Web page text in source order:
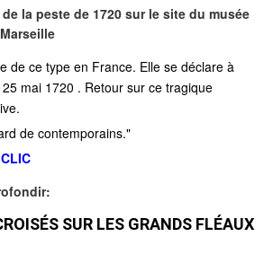
la peste de 1720 sur le site du musée
de ce type en France. Elle se déclare à
mai 1720 . Retour sur ce tragique
de contemporains."
CLIC
SUR LES GRANDS FLÉAUX